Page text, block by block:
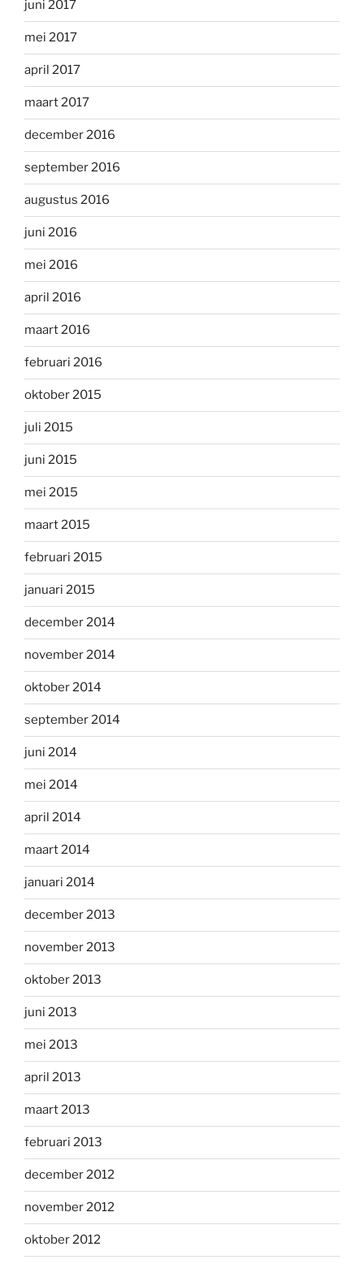
juni 2017
mei 2017
april 2017
maart 2017
december 2016
september 2016
augustus 2016
juni 2016
mei 2016
april 2016
maart 2016
februari 2016
oktober 2015
juli 2015
juni 2015
mei 2015
maart 2015
februari 2015
januari 2015
december 2014
november 2014
oktober 2014
september 2014
juni 2014
mei 2014
april 2014
maart 2014
januari 2014
december 2013
november 2013
oktober 2013
juni 2013
mei 2013
april 2013
maart 2013
februari 2013
december 2012
november 2012
oktober 2012